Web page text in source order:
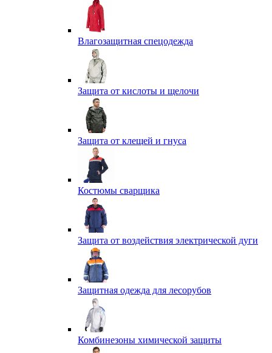
Влагозащитная спецодежда
Защита от кислоты и щелочи
Защита от клещей и гнуса
Костюмы сварщика
Защита от воздействия электрической дуги
Защитная одежда для лесорубов
Комбинезоны химической защиты